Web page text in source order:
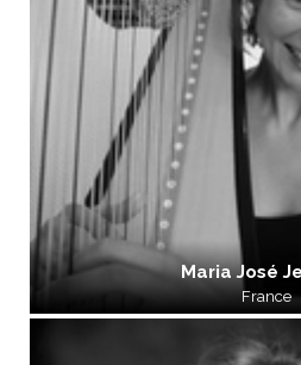
Maria José
France